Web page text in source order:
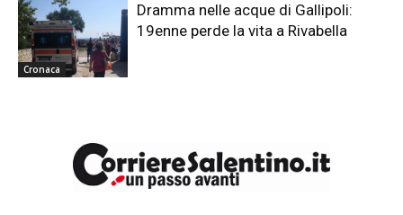
Cronaca
Dramma nelle acque di Gallipoli:
19enne perde la vita a Rivabella